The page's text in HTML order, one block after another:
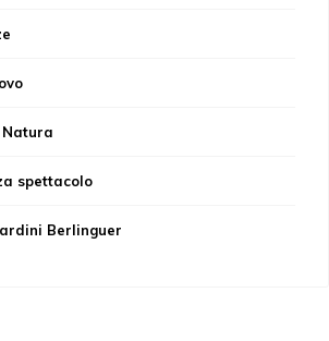
spettacolo
Berlinguer